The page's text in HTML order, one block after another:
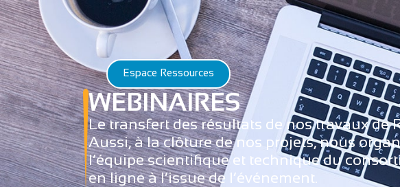
Espace Ressources
WEBINAIRES
Le transfert des résultats de nos travaux de
Aussi, à la clôture de nos projets, nous
l’équipe scientifique et technique du
en ligne à l’issue de l’événement.